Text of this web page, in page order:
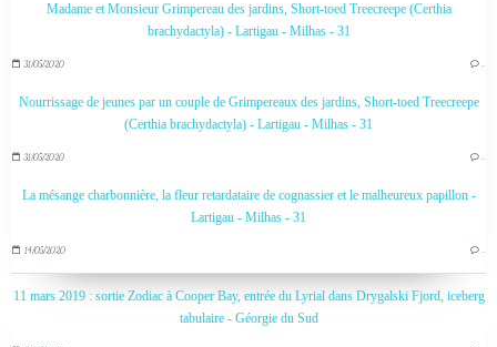
Madame et Monsieur Grimpereau des jardins, Short-toed Treecreepe (Certhia
brachydactyla) - Lartigau - Milhas - 31
31/05/2020 …
Nourrissage de jeunes par un couple de Grimpereaux des jardins, Short-toed Treecreepe
(Certhia brachydactyla) - Lartigau - Milhas - 31
31/05/2020 …
La mésange charbonnière, la fleur retardataire de cognassier et le malheureux papillon -
Lartigau - Milhas - 31
14/05/2020 …
11 mars 2019 : sortie Zodiac à Cooper Bay, entrée du Lyrial dans Drygalski Fjord, iceberg
tabulaire - Géorgie du Sud